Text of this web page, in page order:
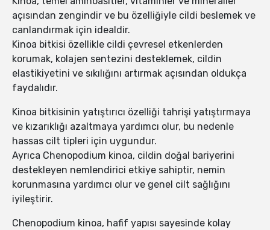
açısından zengindir ve bu özelliğiyle cildi beslemek ve
canlandırmak için idealdir.
Kinoa bitkisi özellikle cildi çevresel etkenlerden
korumak, kolajen sentezini desteklemek, cildin
elastikiyetini ve sıkılığını artırmak açısından oldukça
faydalıdır.
Kinoa bitkisinin yatıştırıcı özelliği tahrişi yatıştırmaya
ve kızarıklığı azaltmaya yardımcı olur, bu nedenle
hassas cilt tipleri için uygundur.
Ayrıca Chenopodium kinoa, cildin doğal bariyerini
destekleyen nemlendirici etkiye sahiptir, nemin
korunmasına yardımcı olur ve genel cilt sağlığını
iyileştirir.
Chenopodium kinoa, hafif yapısı sayesinde kolay